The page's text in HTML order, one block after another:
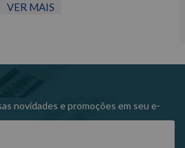
são de responsabilidade do
VER MAIS
novidades e promoções em seu e-